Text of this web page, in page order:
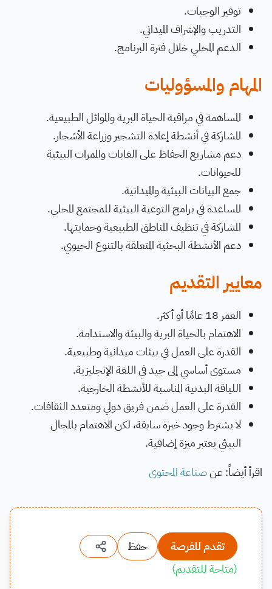
توفير الوجبات.
التدريب والإشراف الميداني.
الدعم المحلي خلال فترة البرنامج.
المهام والمسؤوليات
المساهمة في مراقبة الحياة البرية والموائل الطبيعية.
المشاركة في أنشطة إعادة التشجير وزراعة الأشجار.
دعم مشاريع الحفاظ على الغابات والممرات البيئية
للحيوانات.
جمع البيانات البيئية والميدانية.
المساعدة في برامج التوعية البيئية للمجتمع المحلي.
المشاركة في تنظيف المناطق الطبيعية وحمايتها.
دعم الأنشطة البحثية المتعلقة بالتنوع الحيوي.
معايير التقديم
العمر 18 عامًا أو أكثر.
الاهتمام بالحياة البرية والبيئة والاستدامة.
القدرة على العمل في بيئات ميدانية وطبيعية.
مستوى أساسي إلى جيد في اللغة الإنجليزية.
اللياقة البدنية المناسبة للأنشطة الخارجية.
القدرة على العمل ضمن فريق دولي ومتعدد الثقافات.
لا يشترط وجود خبرة سابقة، لكن الاهتمام بالمجال
البيئي يعتبر ميزة إضافية.
اقرأ أيضاً: عنصناعة المحتوى
تقدم للفرصة
حفظ
(متاحة للتقديم)